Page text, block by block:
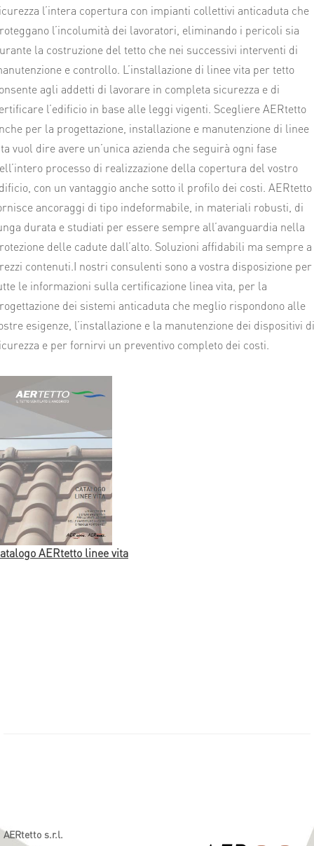
l’intera copertura con impianti collettivi anticaduta che
l’incolumità dei lavoratori, eliminando i pericoli sia
la costruzione del tetto che nei successivi interventi di
e controllo. L’installazione di linee vita per tetto
agli addetti di lavorare in completa sicurezza e di
l’edificio in base alle leggi vigenti. Scegliere AERtetto
per la progettazione, installazione e manutenzione di linee
vuol dire avere un’unica azienda che seguirà ogni fase
processo di realizzazione della copertura del vostro
con un vantaggio anche sotto il profilo dei costi. AERtetto
ancoraggi di tipo indeformabile, in materiali robusti, di
durata e studiati per essere sempre all’avanguardia nella
delle cadute dall’alto. Soluzioni affidabili ma sempre a
contenuti.I nostri consulenti sono a vostra disposizione per
le informazioni sulla certificazione linea vita, per la
dei sistemi anticaduta che meglio rispondono alle
esigenze, l’installazione e la manutenzione dei dispositivi di
e per fornirvi un preventivo completo dei costi.
AERtetto linee vita
AERtetto s.r.l.